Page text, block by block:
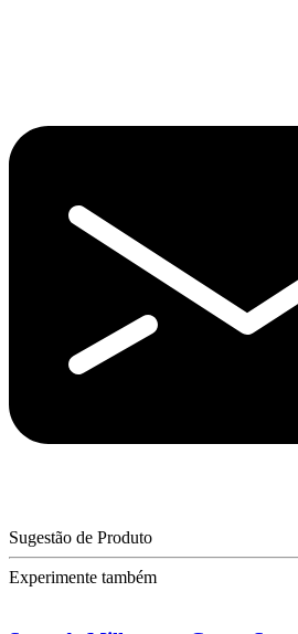
Sugestão de Produto
Experimente também